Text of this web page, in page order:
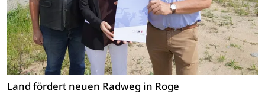
Land fördert neuen Radweg in Roge